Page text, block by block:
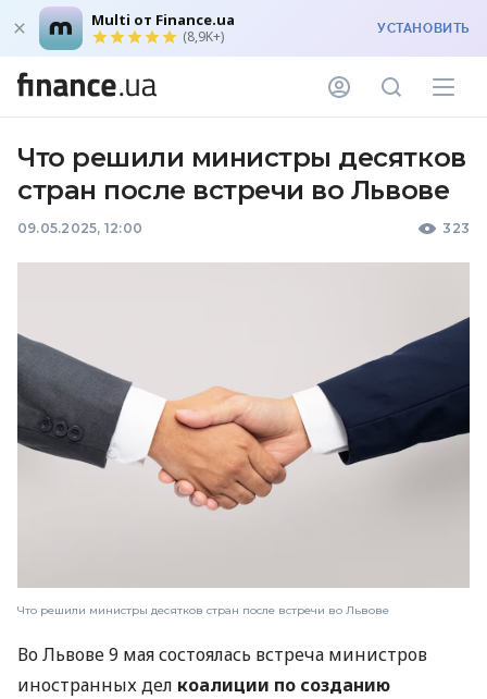
Multi от Finance.ua
(8,9K+) УСТАНОВИТЬ
Что решили министры десятков
стран после встречи во Львове
09.05.2025, 12:00 323
Что решили министры десятков стран после встречи во Львове
Во Львове 9 мая состоялась встреча министров
иностранных дел коалиции по созданию